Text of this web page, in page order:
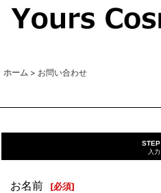
ホーム > お問い合わせ
STEP
入力
お名前 [必須]